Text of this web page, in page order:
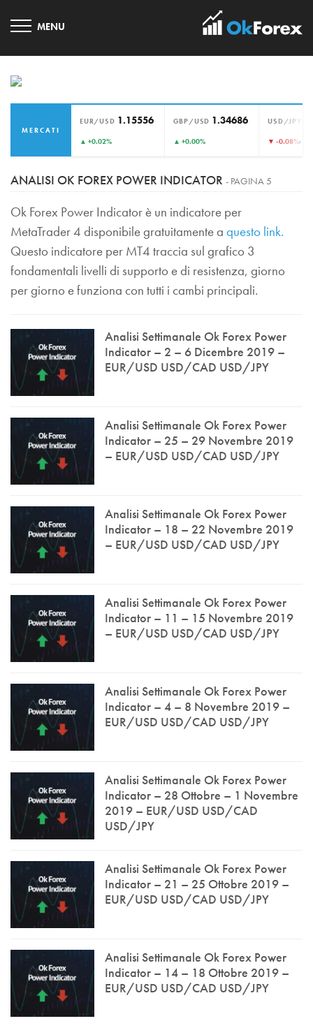
MERCATI
EUR/USD 1.15556
▲ +0.02%
GBP/USD 1.34686
▲ +0.00%
USD/JPY
▼ -0.08%
›
ANALISI OK FOREX POWER INDICATOR - PAGINA 5
Ok Forex Power Indicator è un indicatore per
MetaTrader 4 disponibile gratuitamente a questo link.
Questo indicatore per MT4 traccia sul grafico 3
fondamentali livelli di supporto e di resistenza, giorno
per giorno e funziona con tutti i cambi principali.
Analisi Settimanale Ok Forex Power
Indicator – 2 – 6 Dicembre 2019 –
EUR/USD USD/CAD USD/JPY
Analisi Settimanale Ok Forex Power
Indicator – 25 – 29 Novembre 2019
– EUR/USD USD/CAD USD/JPY
Analisi Settimanale Ok Forex Power
Indicator – 18 – 22 Novembre 2019
– EUR/USD USD/CAD USD/JPY
Analisi Settimanale Ok Forex Power
Indicator – 11 – 15 Novembre 2019
– EUR/USD USD/CAD USD/JPY
Analisi Settimanale Ok Forex Power
Indicator – 4 – 8 Novembre 2019 –
EUR/USD USD/CAD USD/JPY
Analisi Settimanale Ok Forex Power
Indicator – 28 Ottobre – 1 Novembre
2019 – EUR/USD USD/CAD
USD/JPY
Analisi Settimanale Ok Forex Power
Indicator – 21 – 25 Ottobre 2019 –
EUR/USD USD/CAD USD/JPY
Analisi Settimanale Ok Forex Power
Indicator – 14 – 18 Ottobre 2019 –
EUR/USD USD/CAD USD/JPY